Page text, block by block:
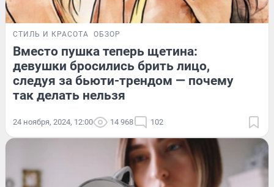
СТИЛЬ И КРАСОТА ОБЗОР
Вместо пушка теперь щетина:
девушки бросились брить лицо,
следуя за бьюти-трендом — почему
так делать нельзя
24 ноября, 2024, 12:00 14 968 102